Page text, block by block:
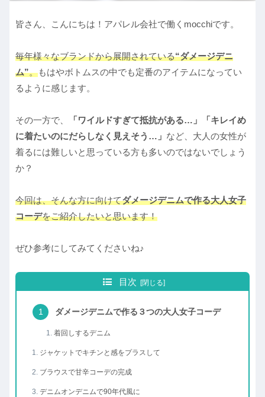
皆さん、こんにちは！アパレル会社で働くmocchiです。
毎年様々なブランドから展開されている“ダメージデニ
ム”。もはやボトムスの中でも定番のアイテムになってい
るように感じます。
その一方で、
「ワイルドすぎて抵抗がある…」「キレイめ
に着たいのにだらしなく見えそう…」 など、大人の女性が
着るには難しいと思っている方も多いのではないでしょう
か？
今回は、そんな方に向けてダメージデニムで作る大人女子
コーデをご紹介したいと思います！
ぜひ参考にしてみてくださいね♪
目次
ダメージデニムで作る３つの大人女子コーデ
着回しするデニム
ジャケットでキチンと感をプラスして
ブラウスで甘辛コーデの完成
デニムオンデニムで90年代風に